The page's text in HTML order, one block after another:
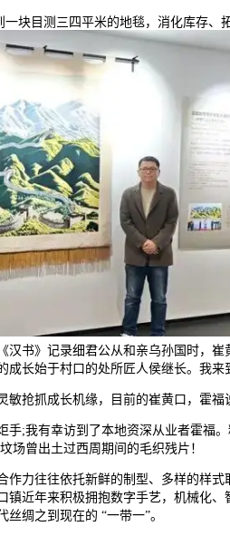
目测三四平米的地毯，消化库存、
汉书》记录细君公从和亲乌孙国时，
成长始于村口的处所匠人侯继长。我
抓成长机缘，目前的崔黄口，霍福
我有幸访到了本地资深从业者霍福。
场曾出土过西周期间的毛织残片！
往往依托新鲜的制型、多样的样式
镇近年来积极拥抱数字手艺，机械化
绸之到现在的 “一带一”。